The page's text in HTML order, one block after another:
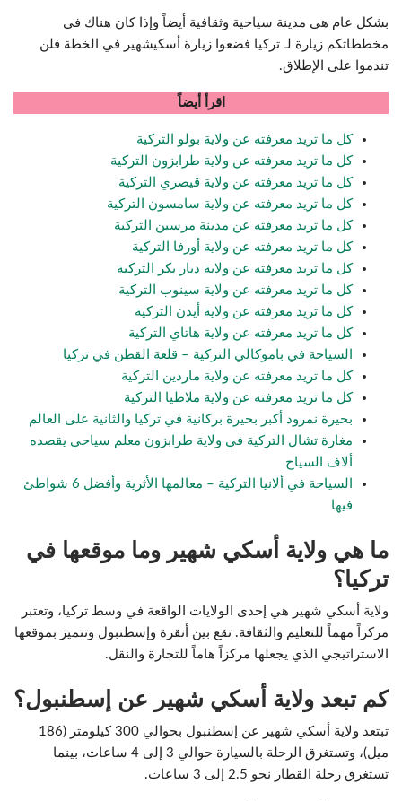
بشكل عام هي مدينة سياحية وثقافية أيضاً وإذا كان هناك في
مخططاتكم زيارة لـ تركيا فضعوا زيارة أسكيشهير في الخطة فلن
تندموا على الإطلاق.
اقرأ أيضاً
كل ما تريد معرفته عن ولاية بولو التركية
كل ما تريد معرفته عن ولاية طرابزون التركية
كل ما تريد معرفته عن ولاية قيصري التركية
كل ما تريد معرفته عن ولاية سامسون التركية
كل ما تريد معرفته عن مدينة مرسين التركية
كل ما تريد معرفته عن ولاية أورفا التركية
كل ما تريد معرفته عن ولاية ديار بكر التركية
كل ما تريد معرفته عن ولاية سينوب التركية
كل ما تريد معرفته عن ولاية أيدن التركية
كل ما تريد معرفته عن ولاية هاتاي التركية
السياحة في باموكالي التركية – قلعة القطن في تركيا
كل ما تريد معرفته عن ولاية ماردين التركية
كل ما تريد معرفته عن ولاية ملاطيا التركية
بحيرة نمرود أكبر بحيرة بركانية في تركيا والثانية على العالم
مغارة تشال التركية في ولاية طرابزون معلم سياحي يقصده
ألاف السياح
السياحة في ألانيا التركية – معالمها الأثرية وأفضل 6 شواطئ
فيها
ما هي ولاية أسكي شهير وما موقعها في
تركيا؟
ولاية أسكي شهير هي إحدى الولايات الواقعة في وسط تركيا، وتعتبر
مركزاً مهماً للتعليم والثقافة. تقع بين أنقرة وإسطنبول وتتميز بموقعها
الاستراتيجي الذي يجعلها مركزاً هاماً للتجارة والنقل.
كم تبعد ولاية أسكي شهير عن إسطنبول؟
تبتعد ولاية أسكي شهير عن إسطنبول بحوالي 300 كيلومتر (186
ميل)، وتستغرق الرحلة بالسيارة حوالي 3 إلى 4 ساعات، بينما
تستغرق رحلة القطار نحو 2.5 إلى 3 ساعات.